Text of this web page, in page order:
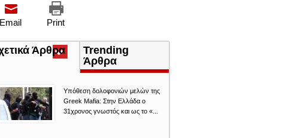
Print
Email
Άρθρα (ενεργή
καρτέλα)
Trending
Άρθρα
Υπόθεση δολοφονιών μελών της
Greek Mafia: Στην Ελλάδα ο
31χρονος γνωστός και ως το «...